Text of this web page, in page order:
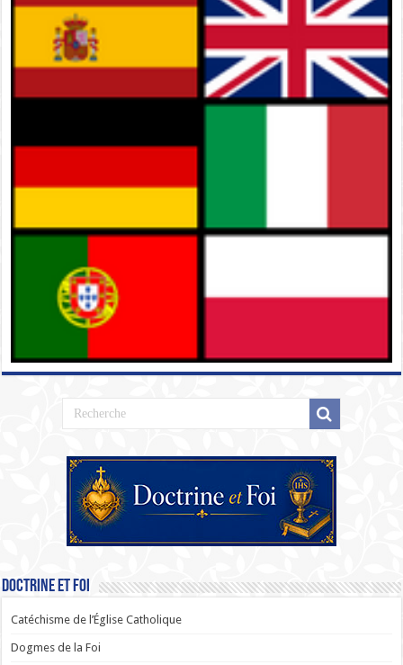
Doctrine et Foi
Catéchisme de l’Église Catholique
Dogmes de la Foi